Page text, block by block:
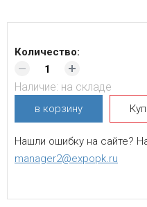
Количество:
Наличие: на складе
в корзину
Нашли ошибку на сайте?
manager2@expopk.ru